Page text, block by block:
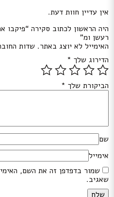
אין עדיין חוות דעת.
היה הראשון לכתוב סקירה
רעשן ומ”
האימייל לא יוצג באתר. שדות
הדירוג שלך *
הביקורת שלך *
שם
אימייל
שמור בדפדפן זה את השם,
שאגיב.